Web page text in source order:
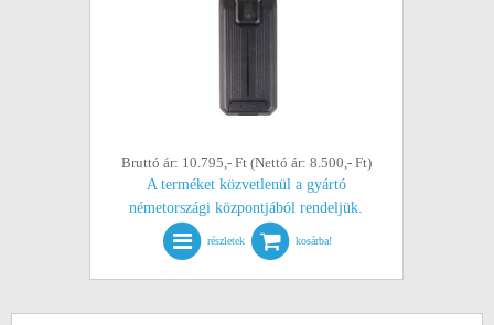
Bruttó ár: 10.795,- Ft (Nettó ár: 8.500,- Ft)
A terméket közvetlenül a gyártó
németországi központjából rendeljük.
részletek kosárba!